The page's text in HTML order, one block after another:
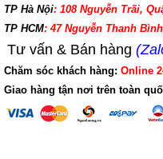
TP Hà Nội: 108 Nguyễn Trãi,
TP HCM: 47 Nguyễn Thanh
Tư vấn & Bán hàng
Chăm sóc khách hàng: Online
Giao hàng tận nơi trên toàn